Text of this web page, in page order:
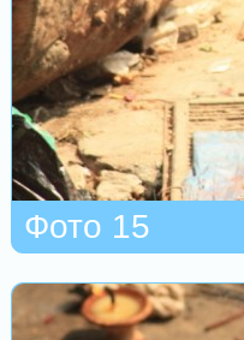
Фото 15